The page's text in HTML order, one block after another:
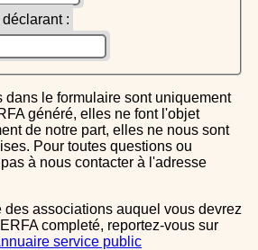
:
généré, elles ne font l'objet
de notre part, elles ne nous sont
Pour toutes questions ou
à nous contacter à l'adresse
completé, reportez-vous sur
service public